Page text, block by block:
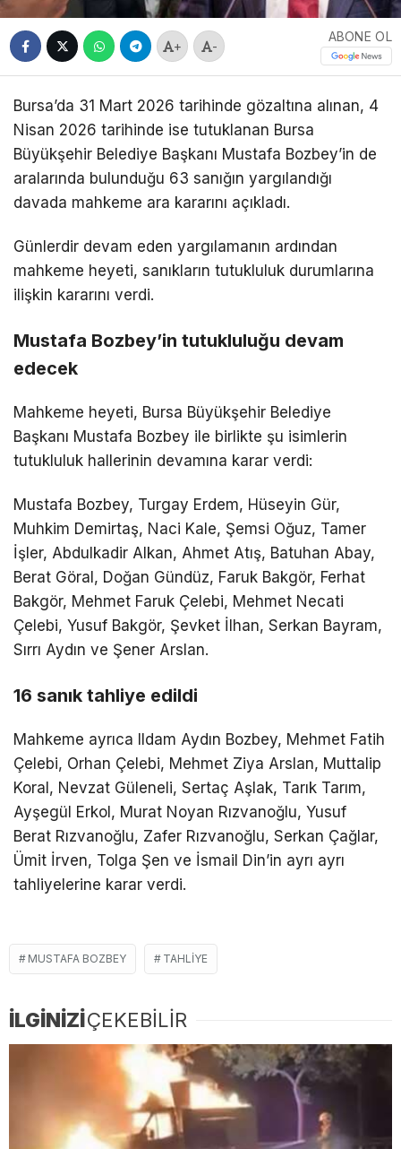
+ -
ABONE OL
Bursa’da 31 Mart 2026 tarihinde gözaltına alınan, 4
Nisan 2026 tarihinde ise tutuklanan Bursa
Büyükşehir Belediye Başkanı Mustafa Bozbey’in de
aralarında bulunduğu 63 sanığın yargılandığı
davada mahkeme ara kararını açıkladı.
Günlerdir devam eden yargılamanın ardından
mahkeme heyeti, sanıkların tutukluluk durumlarına
ilişkin kararını verdi.
Mustafa Bozbey’in tutukluluğu devam
edecek
Mahkeme heyeti, Bursa Büyükşehir Belediye
Başkanı Mustafa Bozbey ile birlikte şu isimlerin
tutukluluk hallerinin devamına karar verdi:
Mustafa Bozbey, Turgay Erdem, Hüseyin Gür,
Muhkim Demirtaş, Naci Kale, Şemsi Oğuz, Tamer
İşler, Abdulkadir Alkan, Ahmet Atış, Batuhan Abay,
Berat Göral, Doğan Gündüz, Faruk Bakgör, Ferhat
Bakgör, Mehmet Faruk Çelebi, Mehmet Necati
Çelebi, Yusuf Bakgör, Şevket İlhan, Serkan Bayram,
Sırrı Aydın ve Şener Arslan.
16 sanık tahliye edildi
Mahkeme ayrıca Ildam Aydın Bozbey, Mehmet Fatih
Çelebi, Orhan Çelebi, Mehmet Ziya Arslan, Muttalip
Koral, Nevzat Güleneli, Sertaç Aşlak, Tarık Tarım,
Ayşegül Erkol, Murat Noyan Rızvanoğlu, Yusuf
Berat Rızvanoğlu, Zafer Rızvanoğlu, Serkan Çağlar,
Ümit İrven, Tolga Şen ve İsmail Din’in ayrı ayrı
tahliyelerine karar verdi.
MUSTAFA BOZBEY TAHLIYE
İLGİNİZİÇEKEBİLİR